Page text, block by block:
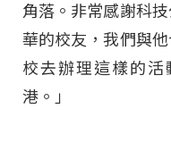
角落。非常感謝科
華的校友，我們與
校去辦理這樣的
港。」